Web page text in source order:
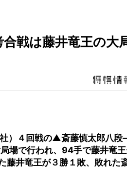
戦は藤井竜王の大
社）４回戦の▲斎藤慎太郎八
場で行われ、94手で藤井竜
藤井竜王が３勝１敗、敗れた